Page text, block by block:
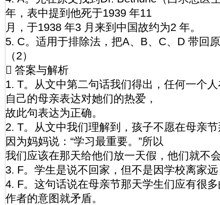
年，表中提到他死于1939 年11
月，于1938 年3 月来到中国故约为2 年。
5. C。适用于排除法，把A、B、C、D 带回
（2）
 答案与解析
1. T。从文中第二句话我们得出，任何一个
自己的母亲表达对她们的热爱，
故此句表达为正确。
2. T。从文中我们理解到，孩子不愿在母亲
因为妈妈说：“学习最重要。”所以
我们应该在那天给他们放一天假，他们就不
3. F。学生是说不回家，但不是因学校离家
4. F。这句话说在母亲节那天学生们应有很
作者的意图就矛盾。